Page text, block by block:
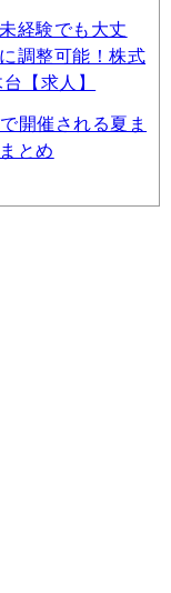
経験でも大丈
調整可能！株式
【求人】
開催される夏ま
とめ